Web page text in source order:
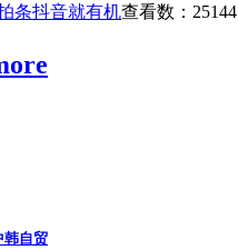
条抖音就有机查看数：25144
韩自贸